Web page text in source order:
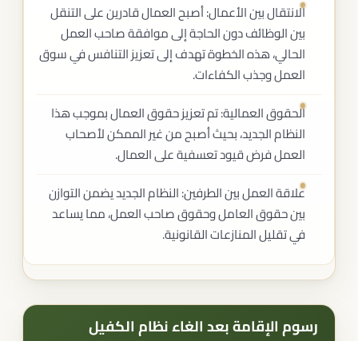
الانتقال بين الأعمال: أصبح العمال قادرين على التنقل
بين الوظائف دون الحاجة إلى موافقة صاحب العمل
الحالي، هذه الخطوة تهدف إلى تعزيز التنافس في سوق
العمل وجذب الكفاءات.
الحقوق العمالية: تم تعزيز حقوق العمال بموجب هذا
النظام الجديد، بحيث أصبح من غير الممكن لأصحاب
العمل فرض قيود تعسفية على العمال.
علاقة العمل بين الطرفين: النظام الجديد يضمن التوازن
بين حقوق العامل وحقوق صاحب العمل، مما يساعد
في تقليل المنازعات القانونية.
رسوم الإقامة بعد الغاء نظام الكفيل